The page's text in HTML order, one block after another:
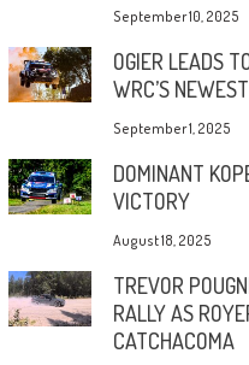
September 10, 2025
OGIER LEADS
WRC’S
September 1, 2025
DOMINANT
VICTORY
August 18, 2025
TREVOR
RALLY AS
CATCHACOMA